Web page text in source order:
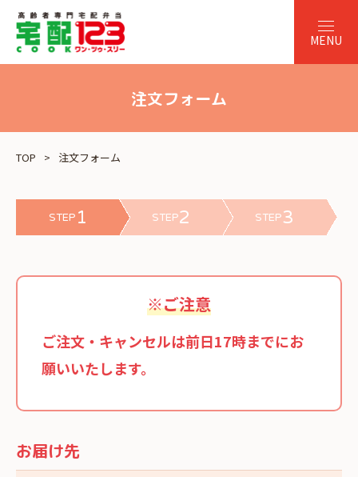
注文フォーム
TOP 注文フォーム
STEP 1 STEP2 STEP3
※ご注意
ご注文・キャンセルは前日17時までにお
願いいたします。
お届け先